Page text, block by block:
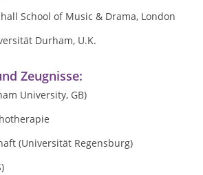
School of Music & Drama, London
Durham, U.K.
Zeugnisse:
University, GB)
(Universität Regensburg)